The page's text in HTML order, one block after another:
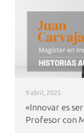
9 abril, 2025
«Innovar es
Profesor con